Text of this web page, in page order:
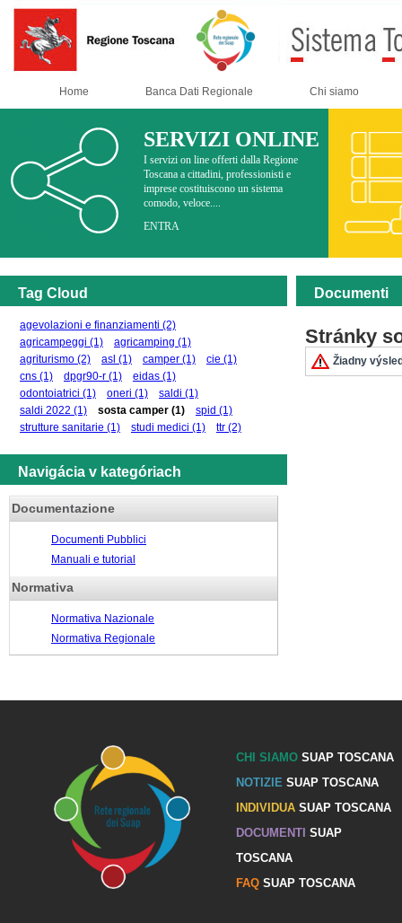
Home Banca Dati Regionale Chi siamo
SERVIZI ONLINE
I servizi on line offerti dalla Regione
Toscana a cittadini, professionisti e
imprese costituiscono un sistema
comodo, veloce....
ENTRA
Tag Cloud
agevolazioni e finanziamenti (2)
agricampeggi (1) agricamping (1)
agriturismo (2) asl (1) camper (1) cie (1)
cns (1) dpgr90-r (1) eidas (1)
odontoiatrici (1) oneri (1) saldi (1)
saldi 2022 (1) sosta camper (1) spid (1)
strutture sanitarie (1) studi medici (1) ttr (2)
Navigácia v kategóriach
Documentazione
Documenti Pubblici
Manuali e tutorial
Normativa
Normativa Nazionale
Normativa Regionale
Documenti
Stránky
Žiadny
CHI SIAMOSUAP TOSCANA
NOTIZIE SUAP TOSCANA
INDIVIDUASUAP TOSCANA
DOCUMENTI SUAP
TOSCANA
FAQSUAP TOSCANA